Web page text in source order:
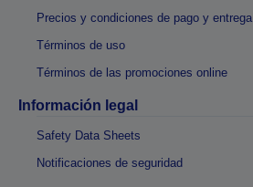
Precios y condiciones de pago y entrega
Términos de uso
Términos de las promociones online
Información legal
Safety Data Sheets
Notificaciones de seguridad